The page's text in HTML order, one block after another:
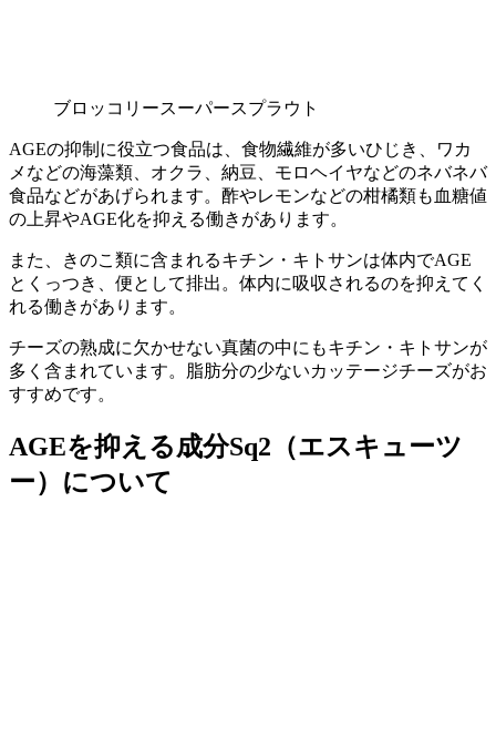
ブロッコリースーパースプラウト
AGEの抑制に役立つ食品は、食物繊維が多いひじき、ワカ
メなどの海藻類、オクラ、納豆、モロヘイヤなどのネバネバ
食品などがあげられます。酢やレモンなどの柑橘類も血糖値
の上昇やAGE化を抑える働きがあります。
また、きのこ類に含まれるキチン・キトサンは体内でAGE
とくっつき、便として排出。体内に吸収されるのを抑えてく
れる働きがあります。
チーズの熟成に欠かせない真菌の中にもキチン・キトサンが
多く含まれています。脂肪分の少ないカッテージチーズがお
すすめです。
AGEを抑える成分Sq2（エスキューツ
ー）について